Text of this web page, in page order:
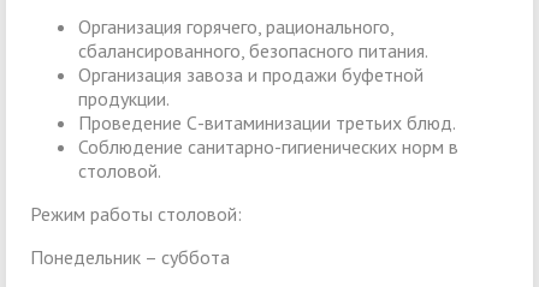
Организация горячего, рационального,
сбалансированного, безопасного питания.
Организация завоза и продажи буфетной
продукции.
Проведение С-витаминизации третьих блюд.
Соблюдение санитарно-гигиенических норм в
столовой.
Режим работы столовой:
Понедельник – суббота